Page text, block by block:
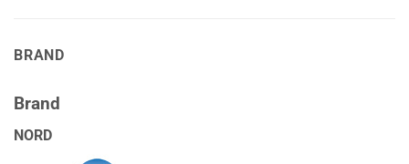
BRAND
Brand
NORD